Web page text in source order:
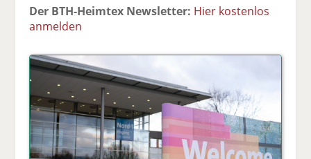
Der BTH-Heimtex Newsletter: Hier kostenlos
anmelden